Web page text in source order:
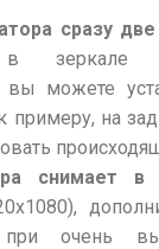
сразу
в зеркале
вы можете
на
снимает в
очень